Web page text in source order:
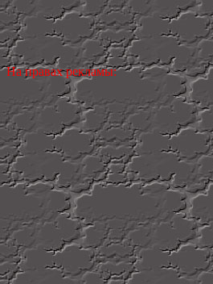
На правах рекламы: